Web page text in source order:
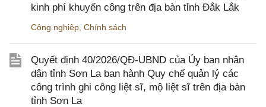
kinh phí khuyến công trên địa bàn tỉnh Đắk Lắk
Công nghiệp Chính sách
Quyết định 40/2026/QĐ-UBND của Ủy ban nhân
dân tỉnh Sơn La ban hành Quy chế quản lý các
công trình ghi công liệt sĩ, mộ liệt sĩ trên địa bàn
tỉnh Sơn La